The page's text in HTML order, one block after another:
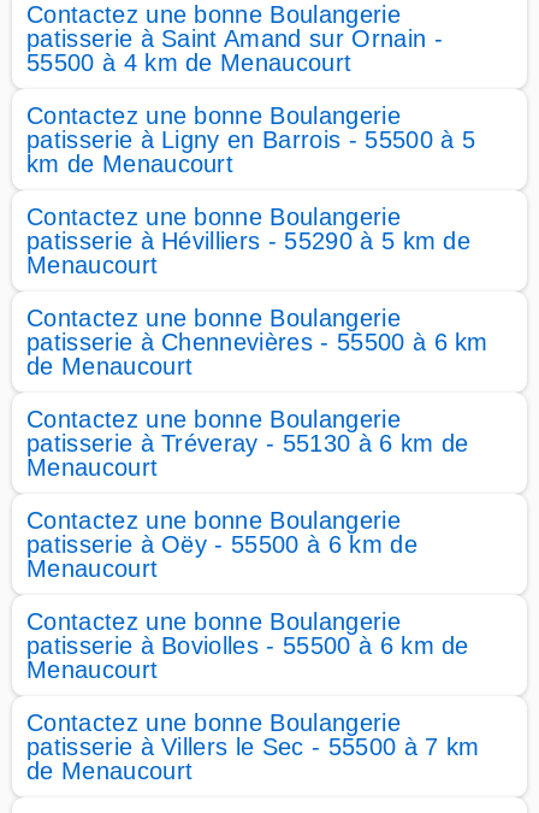
Contactez une bonne Boulangerie
patisserie à Saint Amand sur Ornain -
55500 à 4 km de Menaucourt
Contactez une bonne Boulangerie
patisserie à Ligny en Barrois - 55500 à 5
km de Menaucourt
Contactez une bonne Boulangerie
patisserie à Hévilliers - 55290 à 5 km de
Menaucourt
Contactez une bonne Boulangerie
patisserie à Chennevières - 55500 à 6 km
de Menaucourt
Contactez une bonne Boulangerie
patisserie à Tréveray - 55130 à 6 km de
Menaucourt
Contactez une bonne Boulangerie
patisserie à Oëy - 55500 à 6 km de
Menaucourt
Contactez une bonne Boulangerie
patisserie à Boviolles - 55500 à 6 km de
Menaucourt
Contactez une bonne Boulangerie
patisserie à Villers le Sec - 55500 à 7 km
de Menaucourt